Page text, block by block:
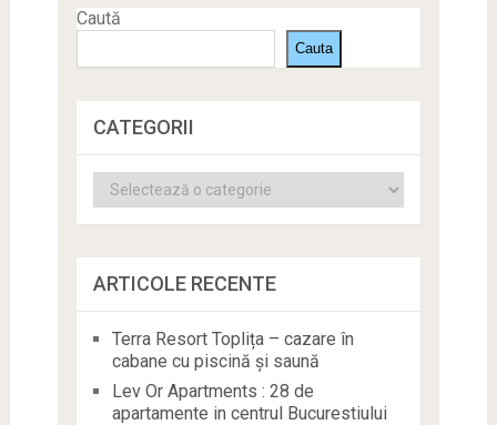
Caută
Cauta
CATEGORII
Categorii
ARTICOLE RECENTE
Terra Resort Toplița – cazare în
cabane cu piscină și saună
Lev Or Apartments : 28 de
apartamente in centrul Bucurestiului